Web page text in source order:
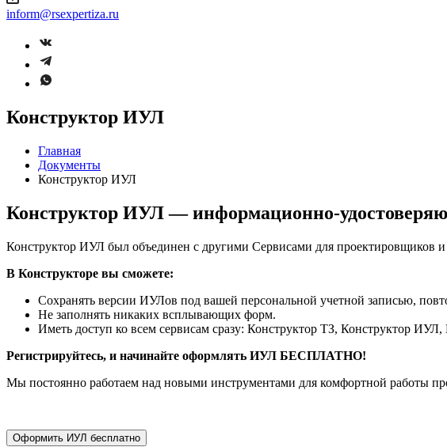
inform@rsexpertiza.ru
Конструктор ИУЛ
Главная
Документы
Конструктор ИУЛ
Конструктор ИУЛ — информационно-
Конструктор ИУЛ был объединен с другими Сервисами для проектировщиков и
В Конструкторе вы сможете:
Сохранять версии ИУЛов под вашей персональной учетной записью,
Не заполнять никаких всплывающих форм.
Иметь доступ ко всем сервисам сразу: Конструктор ТЗ, Конструктор
Регистрируйтесь, и начинайте оформлять ИУЛ БЕСПЛАТНО!
Мы постоянно работаем над новыми инструментами для комфортной работы
Оформить ИУЛ бесплатно